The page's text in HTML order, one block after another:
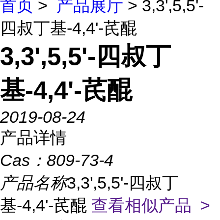
首页 > 产品展厅 > 3,3',5,5'-
四叔丁基-4,4'-芪醌
3,3',5,5'-四叔丁
基-4,4'-芪醌
2019-08-24
产品详情
Cas： 809-73-4
产品名称3,3',5,5'-四叔丁
基-4,4'-芪醌 查看相似产品 >